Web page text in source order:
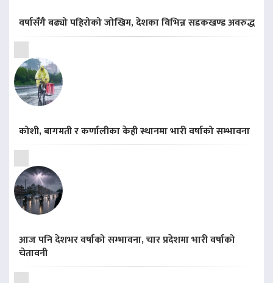
वर्षासँगै बढ्यो पहिरोको जोखिम, देशका विभिन्न सडकखण्ड अवरुद्ध
कोशी, बागमती र कर्णालीका केही स्थानमा भारी वर्षाको सम्भावना
आज पनि देशभर वर्षाको सम्भावना, चार प्रदेशमा भारी वर्षाको
चेतावनी